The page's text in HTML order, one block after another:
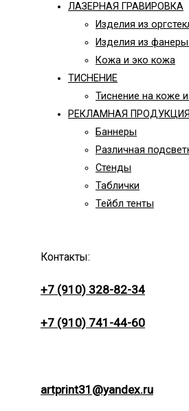
ЛАЗЕРНАЯ ГРАВИРОВКА
Изделия из
Изделия из
Кожа и эко кожа
ТИСНЕНИЕ
Тиснение на коже
РЕКЛАМНАЯ ПРОДУКЦИЯ
Баннеры
Различная
Стенды
Таблички
Тейбл тенты
Контакты:
+7 (910) 328-82-34
+7 (910) 741-44-60
artprint31@yandex.ru